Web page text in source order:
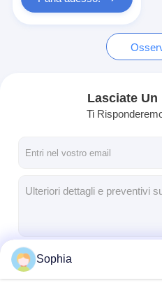
Lasciate Un
Ti
Sophia